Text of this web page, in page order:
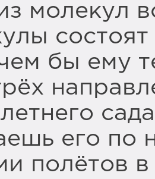
молекул
состоят
бы ему
его по
полётов